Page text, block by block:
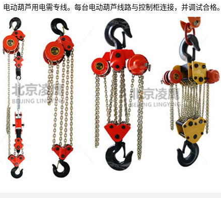
电动葫芦用电需专线。每台电动葫芦线路与控制柜连接，并调试合格。